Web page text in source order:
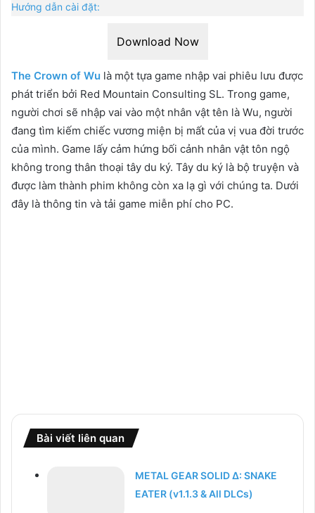
Hướng dẫn cài đặt:
Download Now
The Crown of Wu là một tựa game nhập vai phiêu lưu được
phát triển bởi Red Mountain Consulting SL. Trong game,
người chơi sẽ nhập vai vào một nhân vật tên là Wu, người
đang tìm kiếm chiếc vương miện bị mất của vị vua đời trước
của mình. Game lấy cảm hứng bối cảnh nhân vật tôn ngộ
không trong thân thoại tây du ký. Tây du ký là bộ truyện và
được làm thành phim không còn xa lạ gì với chúng ta. Dưới
đây là thông tin và tải game miễn phí cho PC.
Bài viết liên quan
METAL GEAR SOLID Δ: SNAKE
EATER (v1.1.3 & All DLCs)